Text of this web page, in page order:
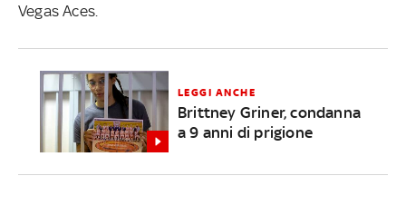
Vegas Aces.
LEGGI ANCHE
Brittney Griner, condanna
a 9 anni di prigione